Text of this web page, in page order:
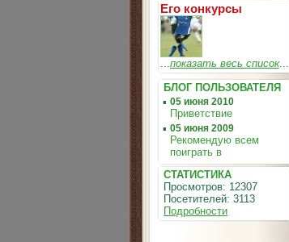
Его конкурсы
...показать весь список...
БЛОГ ПОЛЬЗОВАТЕЛЯ
▪ 05 июня 2010
Приветствие
▪ 05 июня 2009
Рекомендую всем
поиграть в
СТАТИСТИКА
Просмотров: 12307
Посетителей: 3113
Подробности